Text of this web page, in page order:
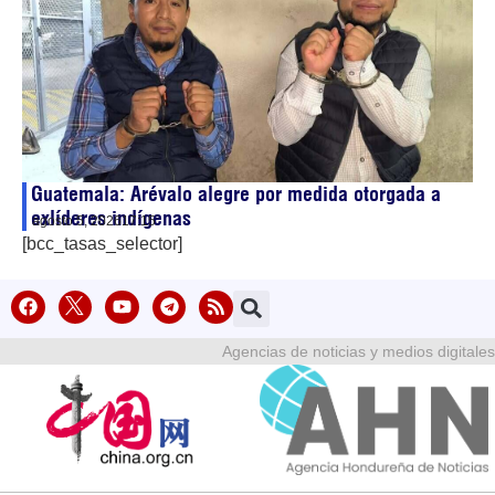
Guatemala: Arévalo alegre por medida otorgada a
exlíderes indígenas
agosto 5, 202617:15
[bcc_tasas_selector]
Agencias de noticias y medios digitales